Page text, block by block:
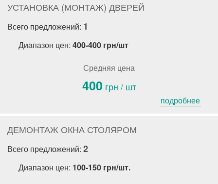
УСТАНОВКА (МОНТАЖ) ДВЕРЕЙ
Всего предложений: 1
Диапазон цен: 400-400 грн/шт
Средняя цена
400 грн / шт
подробнее
ДЕМОНТАЖ ОКНА СТОЛЯРОМ
Всего предложений: 2
Диапазон цен: 100-150 грн/шт.